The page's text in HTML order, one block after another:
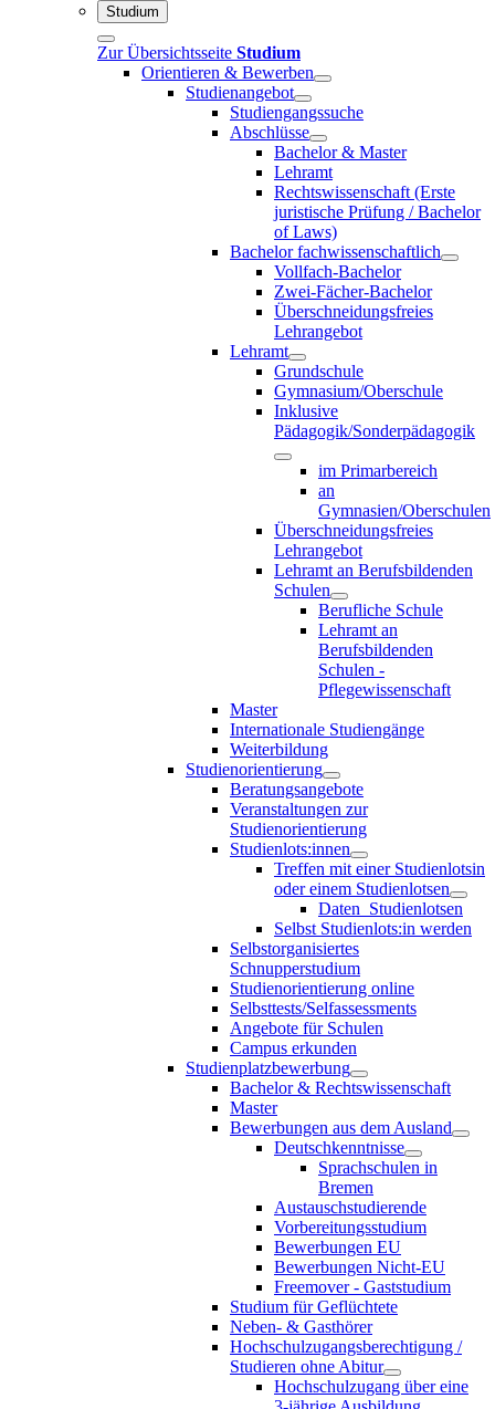
Studium
Zur Übersichtsseite Studium
Orientieren & Bewerben
Studienangebot
Studiengangssuche
Abschlüsse
Bachelor & Master
Lehramt
Rechtswissenschaft (Erste
juristische Prüfung / Bachelor
of Laws)
Bachelor fachwissenschaftlich
Vollfach-Bachelor
Zwei-Fächer-Bachelor
Überschneidungsfreies
Lehrangebot
Lehramt
Grundschule
Gymnasium/Oberschule
Inklusive
Pädagogik/Sonderpädagogik
im Primarbereich
an
Gymnasien/Oberschulen
Überschneidungsfreies
Lehrangebot
Lehramt an Berufsbildenden
Schulen
Berufliche Schule
Lehramt an
Berufsbildenden
Schulen -
Pflegewissenschaft
Master
Internationale Studiengänge
Weiterbildung
Studienorientierung
Beratungsangebote
Veranstaltungen zur
Studienorientierung
Studienlots:innen
Treffen mit einer Studienlotsin
oder einem Studienlotsen
Daten_Studienlotsen
Selbst Studienlots:in werden
Selbstorganisiertes
Schnupperstudium
Studienorientierung online
Selbsttests/Selfassessments
Angebote für Schulen
Campus erkunden
Studienplatzbewerbung
Bachelor & Rechtswissenschaft
Master
Bewerbungen aus dem Ausland
Deutschkenntnisse
Sprachschulen in
Bremen
Austauschstudierende
Vorbereitungsstudium
Bewerbungen EU
Bewerbungen Nicht-EU
Freemover - Gaststudium
Studium für Geflüchtete
Neben- & Gasthörer
Hochschulzugangsberechtigung /
Studieren ohne Abitur
Hochschulzugang über eine